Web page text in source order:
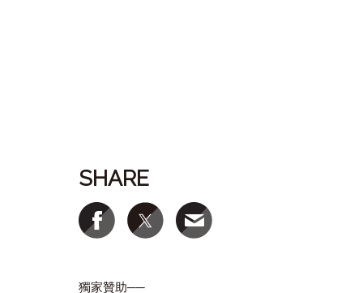
SHARE
獨家贊助──